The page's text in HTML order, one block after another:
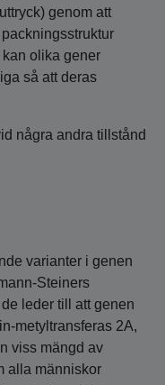
genom att
olika gener
så att deras
några andra tillstånd
varianter i genen
leder till att genen
2A,
viss mängd av
alla människor